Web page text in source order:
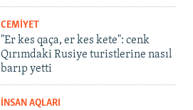
CEMİYET
"Er kes qaça, er kes kete": cenk
Qırımdaki Rusiye turistlerine nasıl
barıp yetti
İNSAN AQLARI